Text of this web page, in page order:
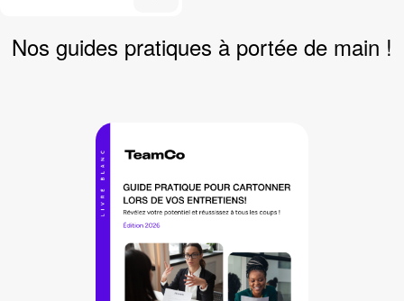
Nos guides pratiques à portée de main !